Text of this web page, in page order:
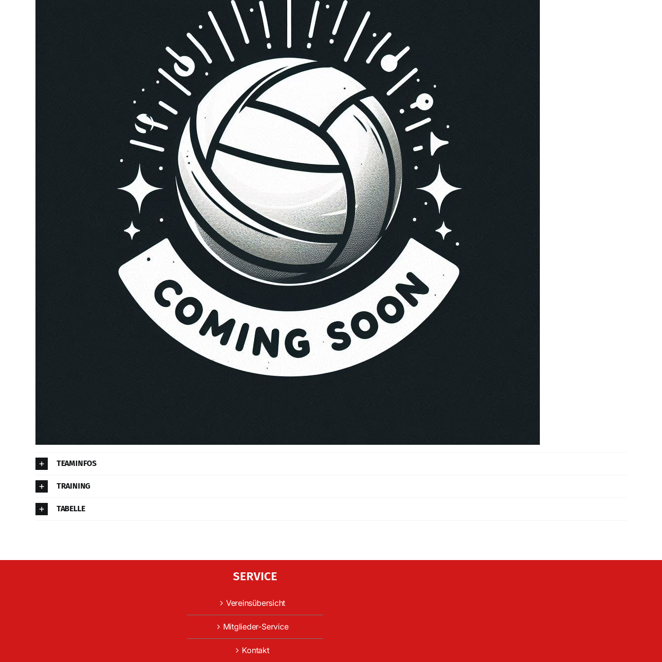
TEAMINFOS
TRAINING
TABELLE
SERVICE
Vereinsübersicht
Mitglieder-Service
Kontakt